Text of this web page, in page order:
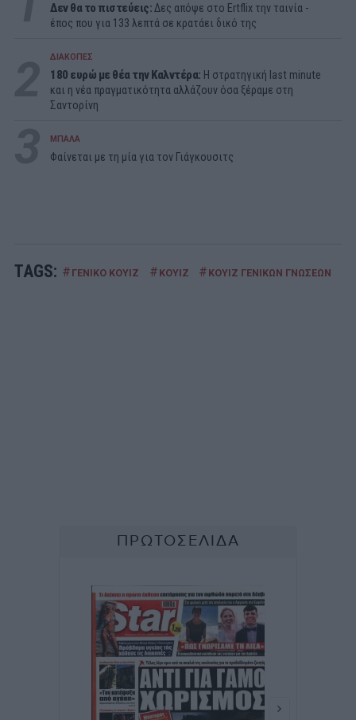
Δεν θα το πιστεύεις:Δες απόψε στο Ertflix την ταινία -
έπος που για 133 λεπτά σε κρατάει δικό της
ΔΙΑΚΟΠΕΣ
180 ευρώ με θέα την Καλντέρα: Η στρατηγική last minute
και η νέα πραγματικότητα αλλάζουν όσα ξέραμε στη
Σαντορίνη
ΜΠΑΛΑ
Φαίνεται με τη μία για τον Γιάγκουσιτς
TAGS: # ΓΕΝΙΚΟ ΚΟΥΙΖ # ΚΟΥΙΖ # ΚΟΥΙΖ ΓΕΝΙΚΩΝ ΓΝΩΣΕΩΝ